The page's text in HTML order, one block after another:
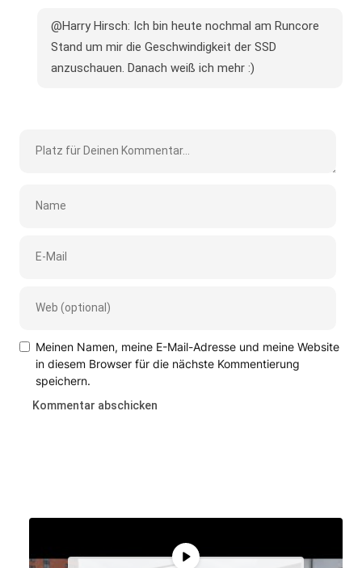
@Harry Hirsch: Ich bin heute nochmal am Runcore
Stand um mir die Geschwindigkeit der SSD
anzuschauen. Danach weiß ich mehr :)
Meinen Namen, meine E-Mail-Adresse und meine Website
in diesem Browser für die nächste Kommentierung
speichern.